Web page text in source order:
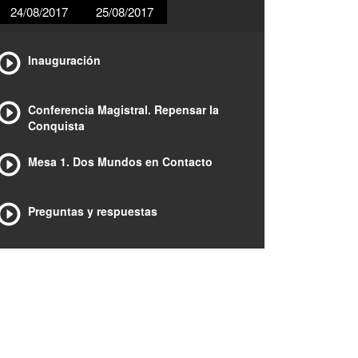
24/08/2017 25/08/2017
Inauguración
Conferencia Magistral. Repensar la
Conquista
Mesa 1. Dos Mundos en Contacto
Preguntas y respuestas